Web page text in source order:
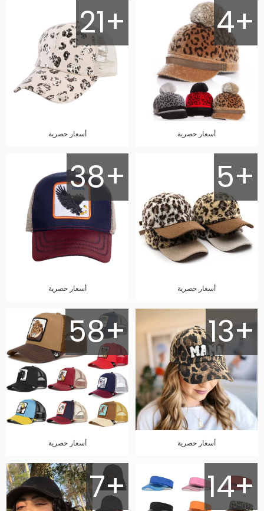
4+
أسعار حصرية
21+
أسعار حصرية
5+
أسعار حصرية
38+
أسعار حصرية
13+
أسعار حصرية
58+
أسعار حصرية
14+
7+